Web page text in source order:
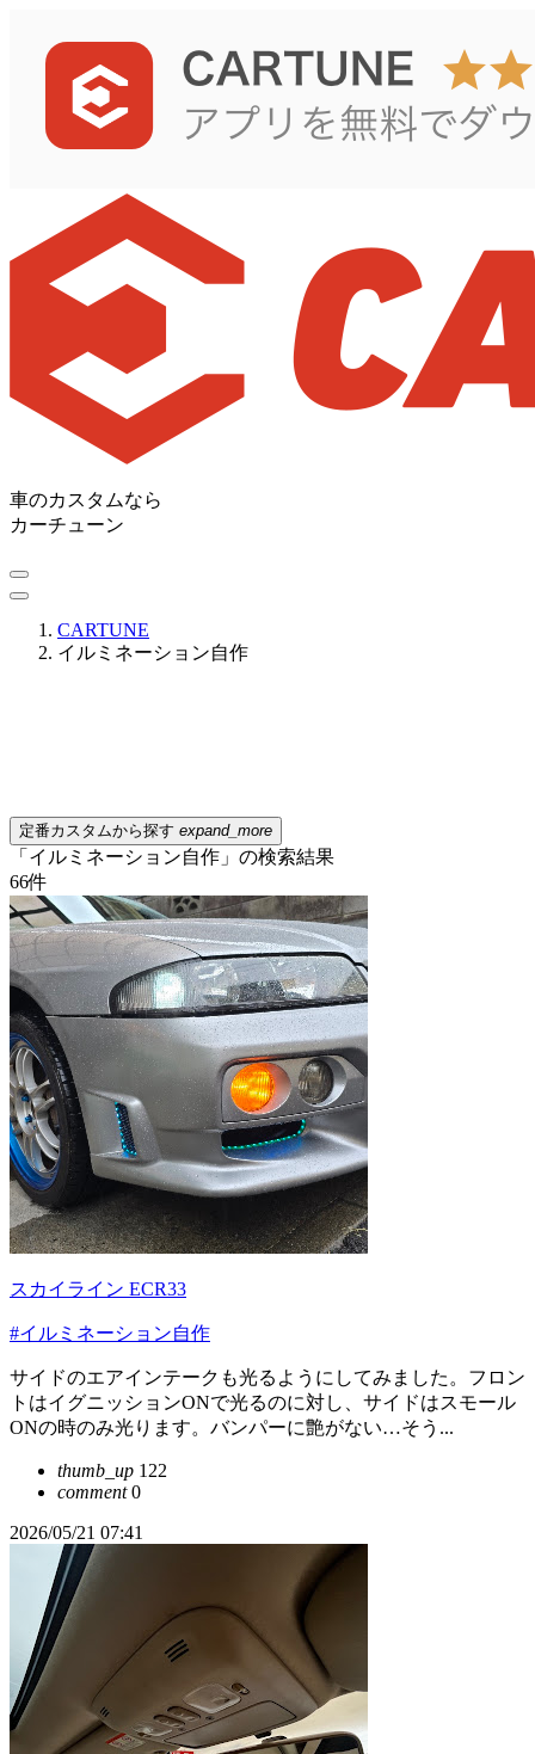
車のカスタムなら
カーチューン
CARTUNE
イルミネーション自作
定番カスタムから探す expand_more
「イルミネーション自作」の検索結果
66件
スカイライン ECR33
#イルミネーション自作
サイドのエアインテークも光るようにしてみました。フロン
トはイグニッションONで光るのに対し、サイドはスモール
ONの時のみ光ります。バンパーに艶がない…そう...
thumb_up 122
comment0
2026/05/21 07:41